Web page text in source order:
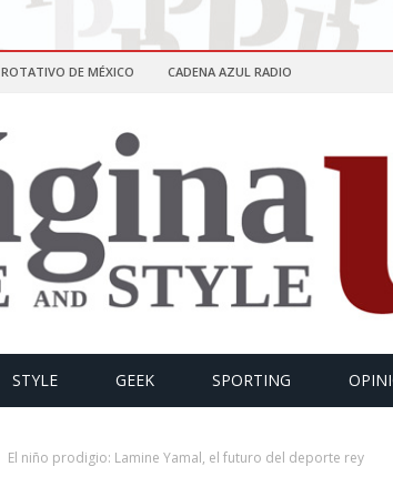
ROTATIVO DE MÉXICO CADENA AZUL RADIO
STYLE GEEK SPORTING
El niño prodigio: Lamine Yamal, el futuro del deporte rey